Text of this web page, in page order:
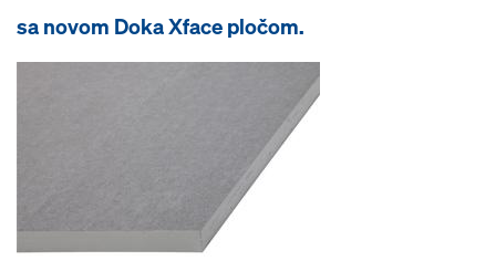
sa novom Doka Xface pločom.